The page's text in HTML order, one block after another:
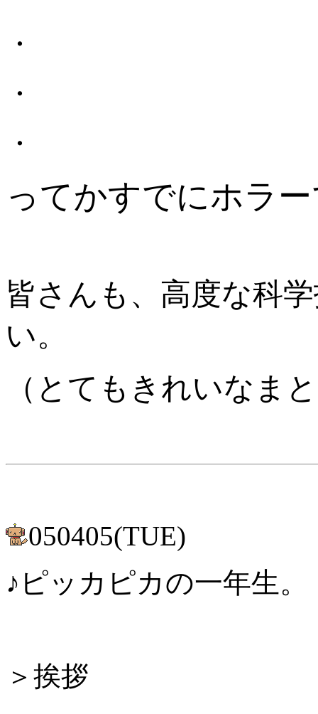
・
・
・
ってかすでにホラ
皆さんも、高度な科
い。
（とてもきれいなま
050405(TUE)
♪ピッカピカの一年生。
＞挨拶